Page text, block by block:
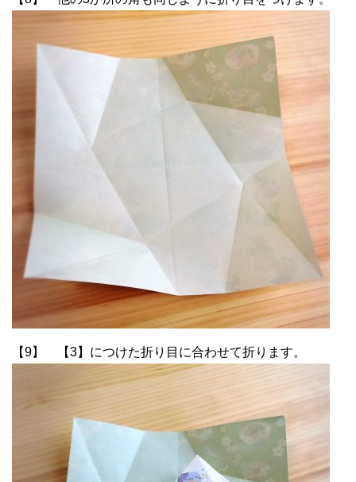
【9】 【3】につけた折り目に合わせて折ります。